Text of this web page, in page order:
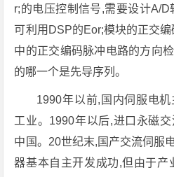
r;的电压控制信号,需要设计A/
可利用DSP的Eor;模块的正交
中的正交编码脉冲电路的方向
的哪一个是先导序列。
1990年以前,国内伺服电
工业。1990年以后,进口永磁
中国。20世纪末,国产交流伺服
器基本自主开发成功,但由于产